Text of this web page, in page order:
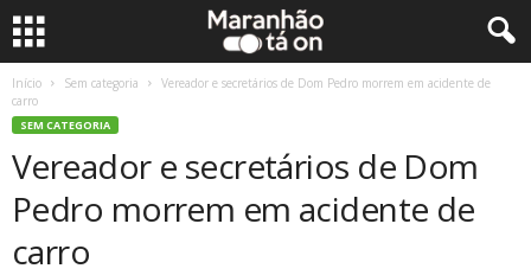
Início Sem categoria
Vereador e secretários de Dom Pedro morrem em acidente de
carro
SEM CATEGORIA
Vereador e secretários de Dom
Pedro morrem em acidente de
carro